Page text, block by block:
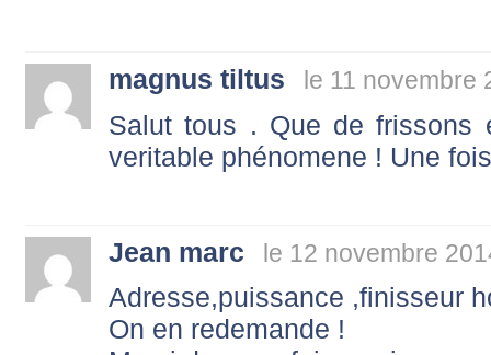
magnus tiltus le 11 novembre
Salut tous . Que de frissons
veritable phénomene ! Une
Jean marc le 12 novembre
Adresse,puissance ,finisseur
On en redemande !